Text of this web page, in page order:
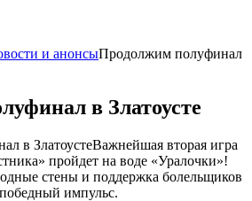
и анонсыПродолжим полуфинал
в Златоусте
Важнейшая вторая игра
пройдет на воде «Уралочки»!
стены и поддержка болельщиков
импульс.